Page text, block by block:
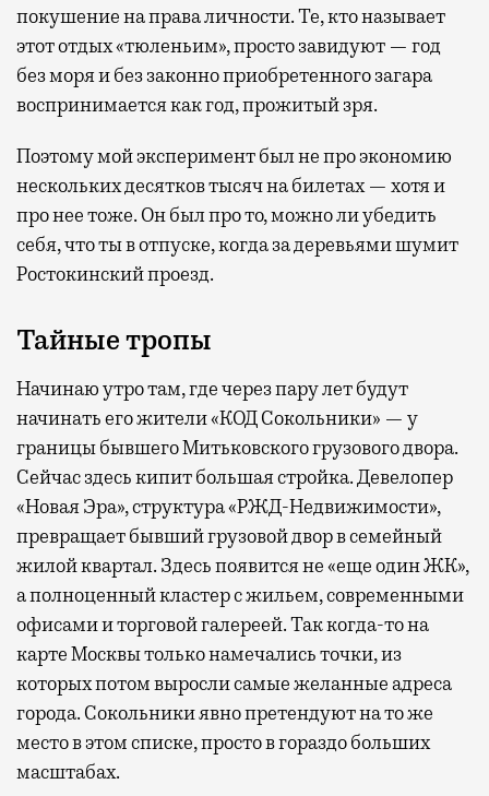
покушение на права личности. Те, кто называет
этот отдых «тюленьим», просто завидуют — год
без моря и без законно приобретенного загара
воспринимается как год, прожитый зря.
Поэтому мой эксперимент был не про экономию
нескольких десятков тысяч на билетах — хотя и
про нее тоже. Он был про то, можно ли убедить
себя, что ты в отпуске, когда за деревьями шумит
Ростокинский проезд.
Тайные тропы
Начинаю утро там, где через пару лет будут
начинать его жители «КОД Сокольники» — у
границы бывшего Митьковского грузового двора.
Сейчас здесь кипит большая стройка. Девелопер
«Новая Эра», структура «РЖД-Недвижимости»,
превращает бывший грузовой двор в семейный
жилой квартал. Здесь появится не «еще один ЖК»,
а полноценный кластер с жильем, современными
офисами и торговой галереей. Так когда-то на
карте Москвы только намечались точки, из
которых потом выросли самые желанные адреса
города. Сокольники явно претендуют на то же
место в этом списке, просто в гораздо больших
масштабах.